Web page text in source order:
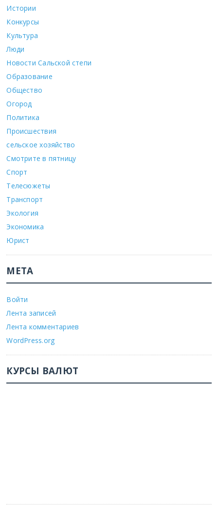
Истории
Конкурсы
Культура
Люди
Новости Сальской степи
Образование
Общество
Огород
Политика
Происшествия
сельское хозяйство
Смотрите в пятницу
Спорт
Телесюжеты
Транспорт
Экология
Экономика
Юрист
МЕТА
Войти
Лента записей
Лента комментариев
WordPress.org
КУРСЫ ВАЛЮТ